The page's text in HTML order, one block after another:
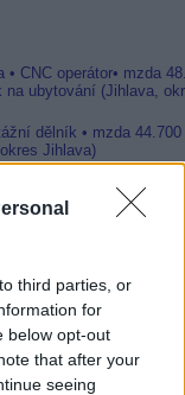
third parties, or
for
below opt-out
that after your
seeing
CNC operátor• mzda
na ubytování (Jihlava,
dělník • mzda 44.700
Jihlava)
(Jihlava, okres
střídač • mzda 48.400